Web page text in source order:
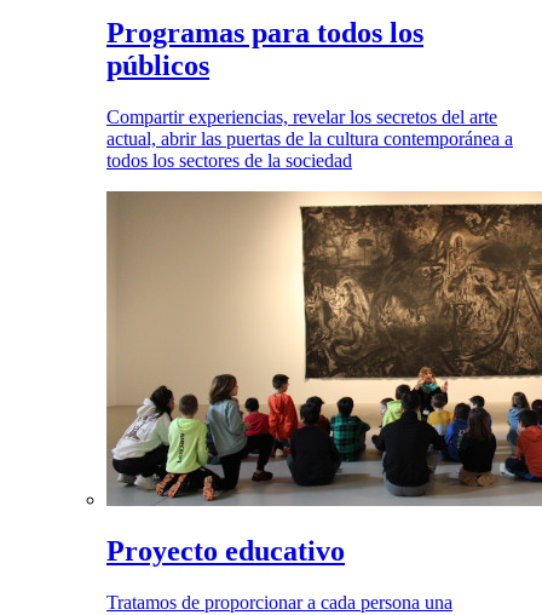
Programas para todos los
públicos
Compartir experiencias, revelar los secretos del arte
actual, abrir las puertas de la cultura contemporánea a
todos los sectores de la sociedad
Proyecto educativo
Tratamos de proporcionar a cada persona una